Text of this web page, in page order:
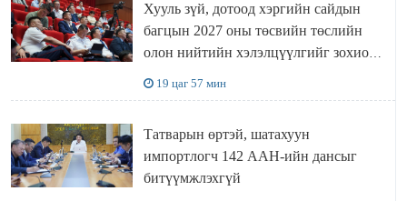
Хууль зүй, дотоод хэргийн сайдын
багцын 2027 оны төсвийн төслийн
олон нийтийн хэлэлцүүлгийг зохион
19 цаг 57 мин
Татварын өртэй, шатахуун
импортлогч 142 ААН-ийн дансыг
битүүмжлэхгүй